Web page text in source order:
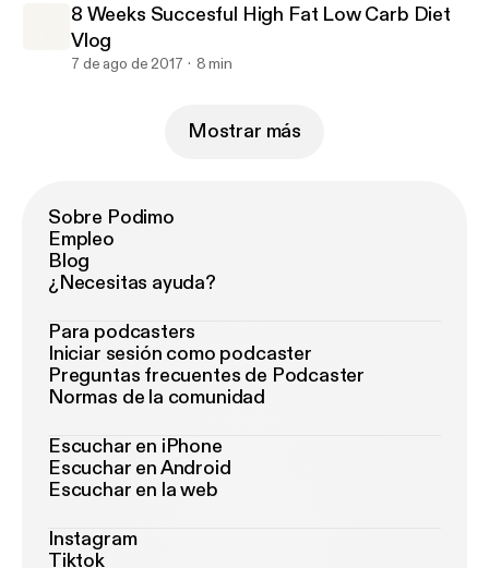
8 Weeks Succesful High Fat Low Carb Diet
Vlog
7 de ago de 2017 8 min
Mostrar más
Sobre Podimo
Empleo
Blog
¿Necesitas ayuda?
Para podcasters
Iniciar sesión como podcaster
Preguntas frecuentes de Podcaster
Normas de la comunidad
Escuchar en iPhone
Escuchar en Android
Escuchar en la web
Instagram
Tiktok